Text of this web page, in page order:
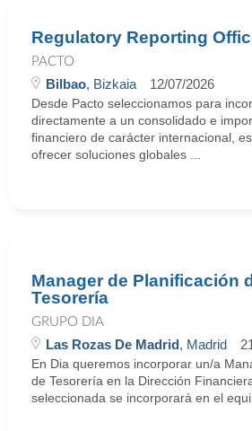
Regulatory Reporting
PACTO
Bilbao, Bizkaia 12/07/2026
Desde Pacto seleccionamos para
directamente a un consolidado e
financiero de carácter internacional,
ofrecer soluciones globales ...
Manager de Planificación
Tesorería
GRUPO DIA
Las Rozas De Madrid, Madrid
En Dia queremos incorporar un/a
de Tesorería en la Dirección
seleccionada se incorporará en el